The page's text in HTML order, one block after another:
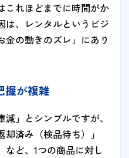
これほどまでに時間がか
は、レンタルというビジ
金の動きのズレ」にあり
握が複雑
」とシンプルですが、
済み（検品待ち）」
など、1つの商品に対し